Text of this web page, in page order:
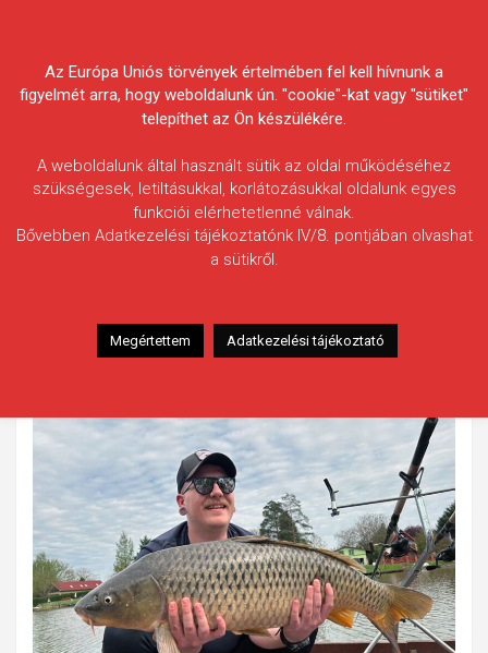
Egyesületek Szövetsége
Fejes Gergő
Halfaj: Ponty
Fogott hal adatai: 7,4 kg
Az Európa Uniós törvények értelmében fel kell hívnunk a
figyelmét arra, hogy weboldalunk ún. "cookie"-kat vagy "sütiket"
telepíthet az Ön készülékére.
A weboldalunk által használt sütik az oldal működéséhez
szükségesek, letiltásukkal, korlátozásukkal oldalunk egyes
funkciói elérhetetlenné válnak.
Bővebben Adatkezelési tájékoztatónk IV/8. pontjában olvashat
a sütikről.
Megértettem Adatkezelési tájékoztató